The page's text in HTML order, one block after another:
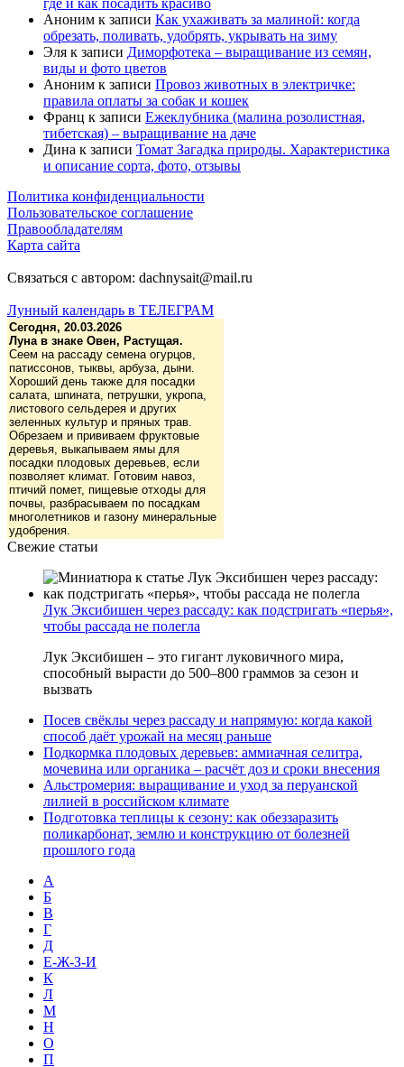
Аноним к записи Как ухаживать за малиной: когда
обрезать, поливать, удобрять, укрывать на зиму
Эля к записи Диморфотека – выращивание из семян,
виды и фото цветов
Аноним к записи Провоз животных в электричке:
правила оплаты за собак и кошек
Франц к записи Ежеклубника (малина розолистная,
тибетская) – выращивание на даче
Дина к записи Томат Загадка природы. Характеристика
и описание сорта, фото, отзывы
Политика конфиденциальности
Пользовательское соглашение
Правообладателям
Карта сайта
Связаться с автором: dachnysait@mail.ru
Лунный календарь в ТЕЛЕГРАМ
Сегодня, 20.03.2026
Луна в знаке Овен, Растущая.
Сеем на рассаду семена огурцов,
патиссонов, тыквы, арбуза, дыни.
Хороший день также для посадки
салата, шпината, петрушки, укропа,
листового сельдерея и других
зеленных культур и пряных трав.
Обрезаем и прививаем фруктовые
деревья, выкапываем ямы для
посадки плодовых деревьев, если
позволяет климат. Готовим навоз,
птичий помет, пищевые отходы для
почвы, разбрасываем по посадкам
многолетников и газону минеральные
удобрения.
Свежие статьи
Лук Эксибишен через рассаду: как подстригать «перья»,
чтобы рассада не полегла
Лук Эксибишен – это гигант луковичного мира,
способный вырасти до 500–800 граммов за сезон и
вызвать
Посев свёклы через рассаду и напрямую: когда какой
способ даёт урожай на месяц раньше
Подкормка плодовых деревьев: аммиачная селитра,
мочевина или органика – расчёт доз и сроки внесения
Альстромерия: выращивание и уход за перуанской
лилией в российском климате
Подготовка теплицы к сезону: как обеззаразить
поликарбонат, землю и конструкцию от болезней
прошлого года
А
Б
В
Г
Д
Е-Ж-З-И
К
Л
М
Н
О
П